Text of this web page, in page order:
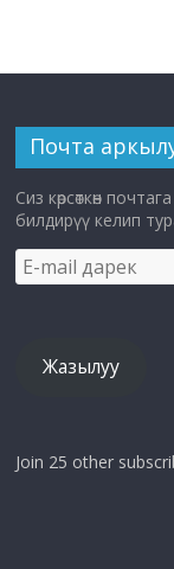
Почта
Сиз көрсөткөн
билдирүү келип
E-
mail
Жазылуу
Join 25 other